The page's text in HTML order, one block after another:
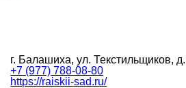
г. Балашиха, ул. Текстильщиков,
+7 (977) 788-08-80
https://raiskii-sad.ru/